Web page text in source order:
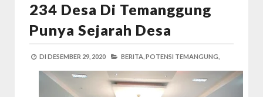
234 Desa Di Temanggung
Punya Sejarah Desa
DI DESEMBER 29, 2020 BERITA, POTENSI TEMANGUNG,